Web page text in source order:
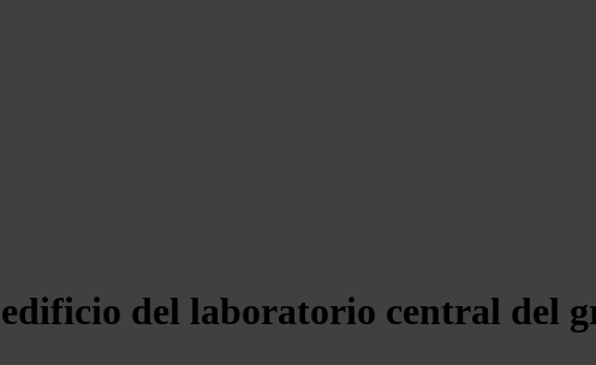
del laboratorio central del